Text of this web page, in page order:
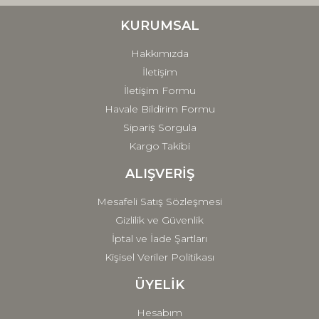
Ürün fiyatı diğer sitelerden daha pahalı.
Gönder
KURUMSAL
Hakkımızda
İletişim
İletişim Formu
Havale Bildirim Formu
Sipariş Sorgula
Kargo Takibi
ALIŞVERİŞ
Mesafeli Satış Sözleşmesi
Gizlilik ve Güvenlik
İptal ve İade Şartları
Kişisel Veriler Politikası
ÜYELİK
Hesabım